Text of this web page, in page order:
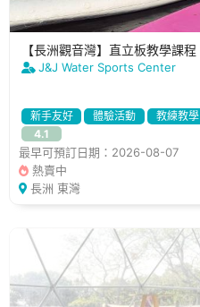
【長洲觀音灣】直立板教學課程
J&J Water Sports Center
新手友好 體驗活動
教練教學
4.1
最早可預訂日期：2026-08-07
熱賣中
長洲 東灣